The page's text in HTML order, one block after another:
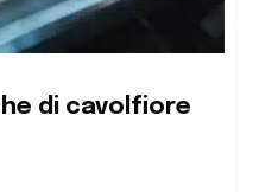
di cavolfiore